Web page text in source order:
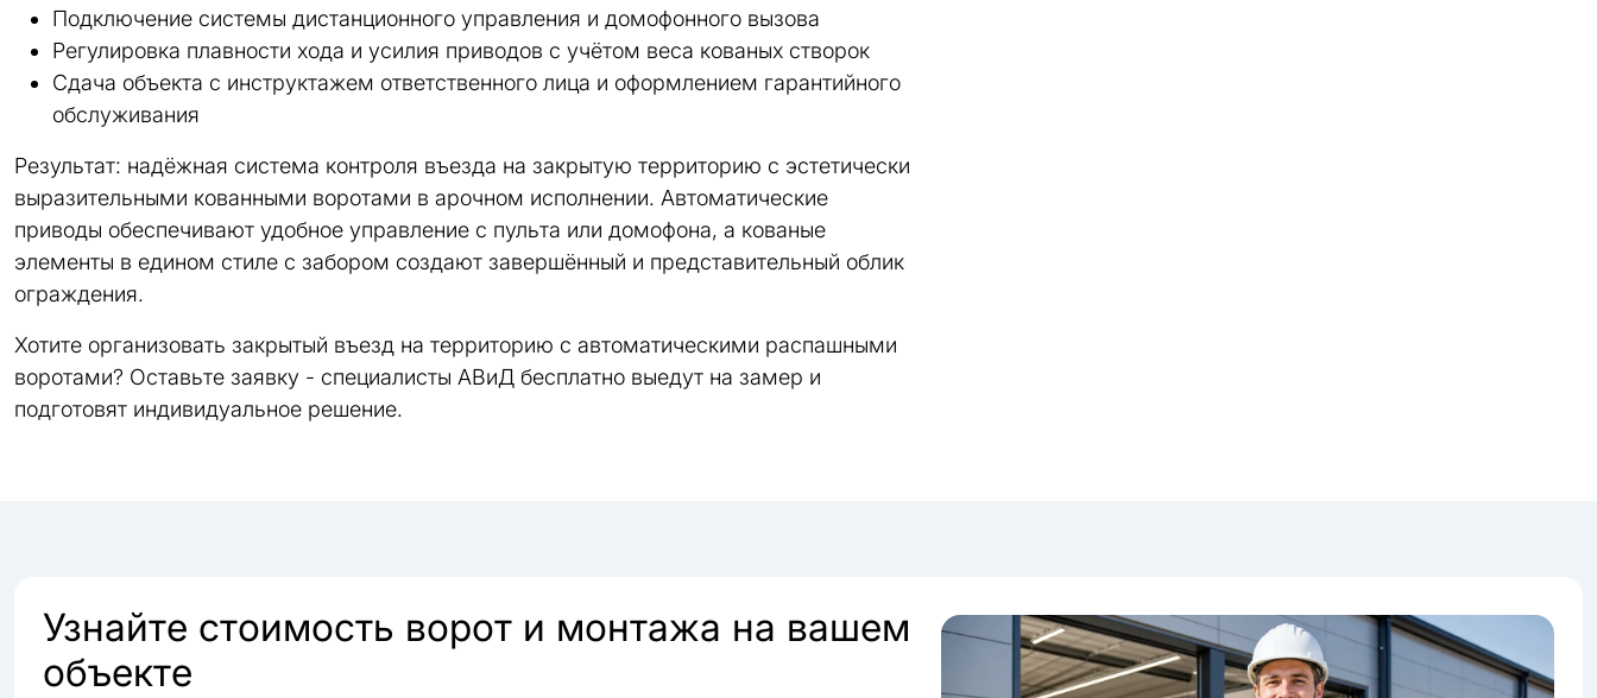
Подключение системы дистанционного управления и домофонного вызова
Регулировка плавности хода и усилия приводов с учётом веса кованых створок
Сдача объекта с инструктажем ответственного лица и оформлением гарантийного
обслуживания
Результат: надёжная система контроля въезда на закрытую территорию с эстетически
выразительными кованными воротами в арочном исполнении. Автоматические
приводы обеспечивают удобное управление с пульта или домофона, а кованые
элементы в едином стиле с забором создают завершённый и представительный облик
ограждения.
Хотите организовать закрытый въезд на территорию с автоматическими распашными
воротами? Оставьте заявку - специалисты АВиД бесплатно выедут на замер и
подготовят индивидуальное решение.
Узнайте стоимость ворот и монтажа на вашем
объекте